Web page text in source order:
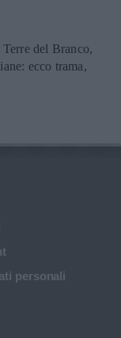
del Branco,
ecco trama,
personali